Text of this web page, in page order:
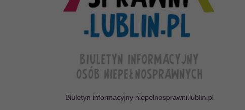
Lubelscy Liderzy
Projekt odpowiada na potrzeb
w regionie lubelskim modelu
dzysektorowej
dost ępności cyfrowej,
Biuletyn informacyjny niepelnosprawni.lublin.pl